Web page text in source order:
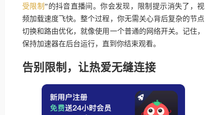
受限制”的抖音直播间。你会发现，限制提示消失了，视
频加载速度飞快。整个过程，你无需关心背后复杂的节点
切换和路由优化，就像使用一个普通的网络开关。记住，
保持加速器在后台运行，直到你结束观看。
告别限制，让热爱无缝连接